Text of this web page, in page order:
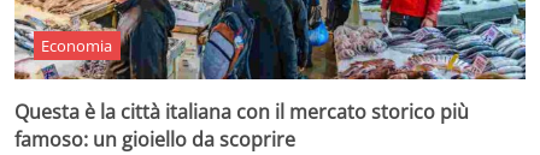
Economia
Questa è la città italiana con il mercato storico più
famoso: un gioiello da scoprire